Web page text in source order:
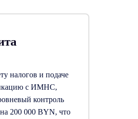
налогов и подаче
с ИМНС,
контроль
200 000 BYN, что